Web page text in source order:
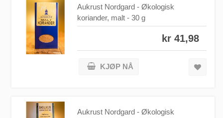
Aukrust Nordgard - Økologisk
koriander, malt - 30 g
kr 41,98
KJØP NÅ
Aukrust Nordgard - Økologisk